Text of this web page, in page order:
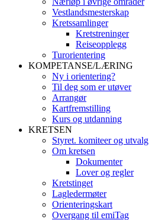
Vestlandsmesterskap
Kretssamlinger
Kretstreninger
Reiseopplegg
Turorientering
KOMPETANSE/LÆRING
Ny i orientering?
Til deg som er utøver
Arrangør
Kartfremstilling
Kurs og utdanning
KRETSEN
Styret. komiteer og utvalg
Om kretsen
Dokumenter
Lover og regler
Kretstinget
Lagledermøter
Orienteringskart
Overgang til emiTag